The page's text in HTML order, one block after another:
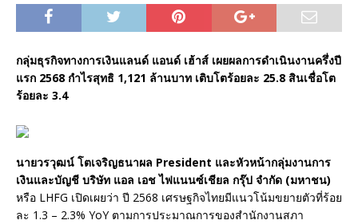
กลุ่มธุรกิจทางการเงินแลนด์ แอนด์ เฮ้าส์ เผยผลการดำเนินงานครึ่งปี
แรก 2568 กำไรสุทธิ 1,121 ล้านบาท เติบโตร้อยละ 25.8 สินเชื่อโต
ร้อยละ 3.4
นายวรวุฒน์ โตเจริญธนาผล President และหัวหน้ากลุ่มงานการ
เงินและบัญชี บริษัท แอล เอช ไฟแนนซ์เชียล กรุ๊ป จำกัด (มหาชน)
หรือ LHFG เปิดเผยว่า ปี 2568 เศรษฐกิจไทยมีแนวโน้มขยายตัวที่ร้อย
ละ 1.3 – 2.3% YoY ตามการประมาณการของสำนักงานสภา